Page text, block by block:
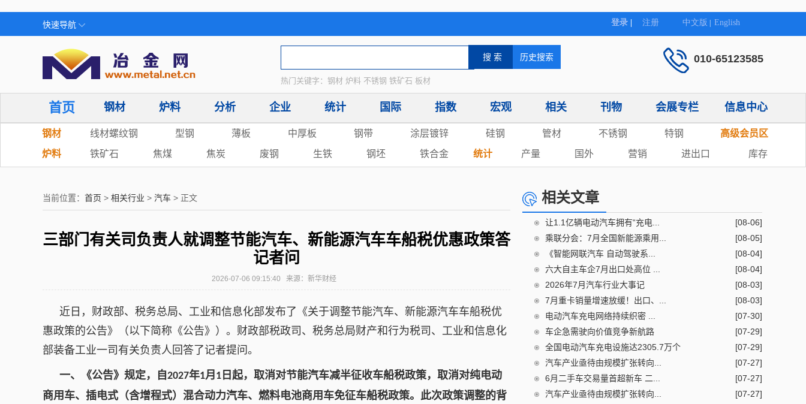
快速导航
热门关键字：钢材 炉料 不锈钢 铁矿石 板材
010-65123585
首页 钢材 炉料 分析 企业 统计 国际 指数 宏观 相关 刊物 会展专栏 信息中心
钢材 线材螺纹钢 型钢 薄板 中厚板 钢带 涂层镀锌 硅钢 管材 不锈钢 特钢
高级会员区
炉料
铁矿石 焦煤 焦炭 废钢 生铁 钢坯 铁合金 统计 产量 国外 营销 进出口 库存
当前位置： 首页 > 相关行业 > 汽车 > 正文
三部门有关司负责人就调整节能汽车、新能源汽车车船税优惠政策答
记者问
2026-07-06 09:15:40 来源：新华财经
近日，财政部、税务总局、工业和信息化部发布了《关于调整节能汽车、新能源汽车车船税优
惠政策的公告》（以下简称《公告》）。财政部税政司、税务总局财产和行为税司、工业和信息化
部装备工业一司有关负责人回答了记者提问。
一、《公告》规定，自 2027年1月 1 日起，取消对节能汽车减半征收车船税政策，取消对纯电动
商用车、插电式（含增程式）混合动力汽车、燃料电池商用车免征车船税政策。此次政策调整的背
相关文章
让1.1亿辆电动汽车拥有“充电...
[08-06]
乘联分会：7月全国新能源乘用...
[08-05]
《智能网联汽车 自动驾驶系...
[08-04]
六大自主车企7月出口处高位 ...
[08-04]
2026年7月汽车行业大事记
[08-03]
7月重卡销量增速放缓！出口、...
[08-03]
电动汽车充电网络持续织密 ...
[07-30]
车企急需驶向价值竞争新航路
[07-29]
全国电动汽车充电设施达2305.7万个
[07-29]
汽车产业亟待由规模扩张转向...
[07-27]
6月二手车交易量首超新车 二...
[07-27]
汽车产业亟待由规模扩张转向...
[07-27]